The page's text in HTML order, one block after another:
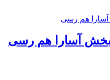
بخش آسارا هم رسی